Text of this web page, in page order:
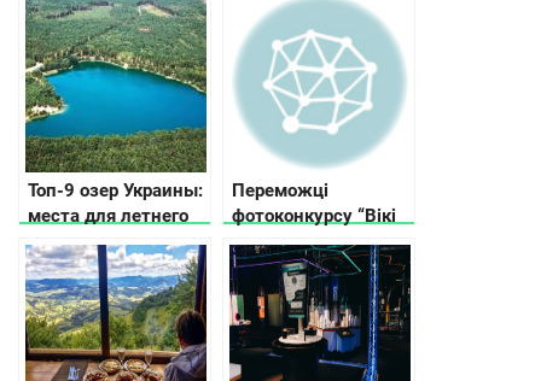
сьогодення Києва
Украине
Топ-9 озер Украины:
места для летнего
отдыха у воды
Переможці
фотоконкурсу “Вікі
любить пам’ятки” в
Україні